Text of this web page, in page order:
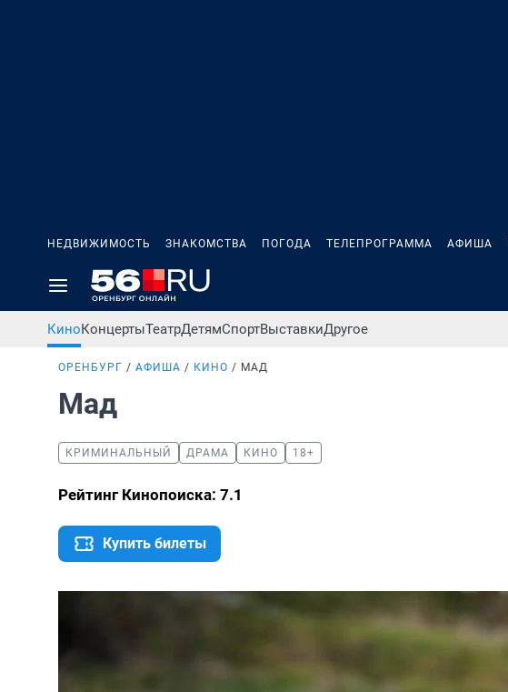
НЕДВИЖИМОСТЬ ЗНАКОМСТВА ПОГОДА ТЕЛЕПРОГРАММА АФИША
КиноКонцертыТеатрДетямСпортВыставкиДругое
ОРЕНБУРГ АФИША КИНО МАД
Мад
КРИМИНАЛЬНЫЙ ДРАМА КИНО 18+
Рейтинг Кинопоиска: 7.1
Купить билеты